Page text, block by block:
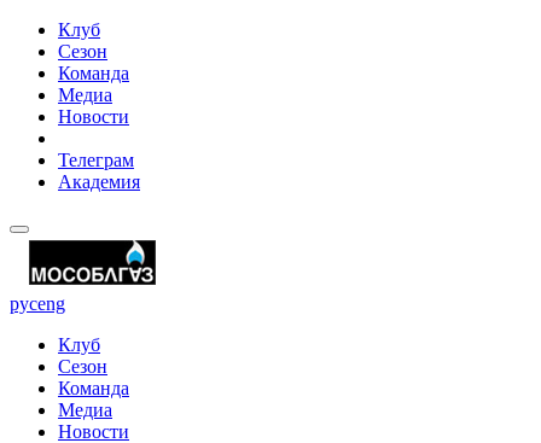
Клуб
Сезон
Команда
Медиа
Новости
Телеграм
Академия
русeng
Клуб
Сезон
Команда
Медиа
Новости